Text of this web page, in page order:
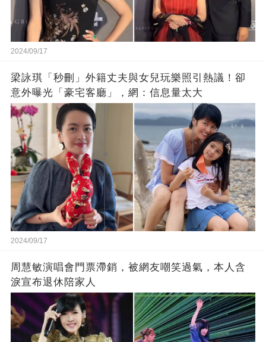
2024/09/17
梁詠琪「秒刪」外籍丈夫與女兒玩樂照引熱議！卻
意外曝光「豪宅客廳」，網：信息量太大
2024/09/17
周慧敏演唱會門票滯銷，被網友嘲笑過氣，本人含
淚宣布退休陪家人